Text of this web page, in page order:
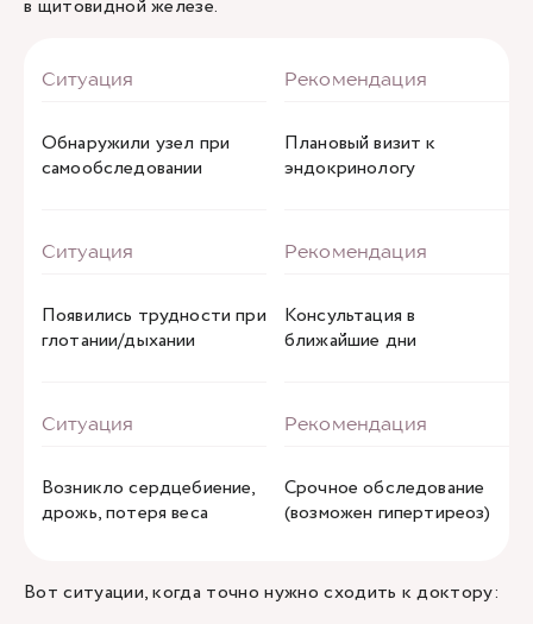
в щитовидной железе.
Обнаружили узел при
самообследовании
Плановый визит к
эндокринологу
Появились трудности при
глотании/дыхании
Консультация в
ближайшие дни
Возникло сердцебиение,
дрожь, потеря веса
Срочное обследование
(возможен гипертиреоз)
Вот ситуации, когда точно нужно сходить к доктору: